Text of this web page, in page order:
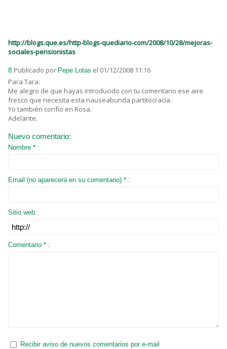
http://blogs.que.es/http-blogs-quediario-com/2008/10/28/mejoras-
sociales-pensionistas
8.Publicado por Pepe Lotas el 01/12/2008 11:16
Para Tara:
Me alegro de que hayas introducido con tu comentario ese aire
fresco que necesita esta nauseabunda partitocracia.
Yo también confío en Rosa.
Adelante.
Nuevo comentario:
Nombre * :
Email (no aparecerá en su comentario) * :
Sitio web :
Comentario * :
Recibir aviso de nuevos comentarios por e-mail